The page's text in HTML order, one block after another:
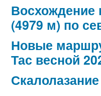
Восхождение
(4979 м) по
Новые
Тас весной